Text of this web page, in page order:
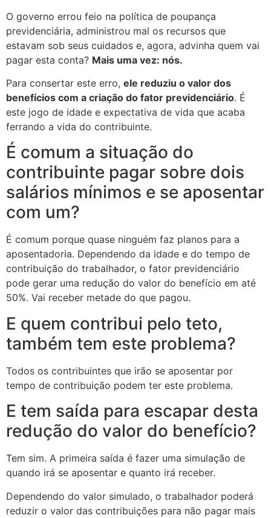
O governo errou feio na política de poupança
previdenciária, administrou mal os recursos que
estavam sob seus cuidados e, agora, advinha quem vai
pagar esta conta? Mais uma vez: nós.
Para consertar este erro, ele reduziu o valor dos
benefícios com a criação do fator previdenciário. É
este jogo de idade e expectativa de vida que acaba
ferrando a vida do contribuinte.
É comum a situação do
contribuinte pagar sobre dois
salários mínimos e se aposentar
com um?
É comum porque quase ninguém faz planos para a
aposentadoria. Dependendo da idade e do tempo de
contribuição do trabalhador, o fator previdenciário
pode gerar uma redução do valor do benefício em até
50%. Vai receber metade do que pagou.
E quem contribui pelo teto,
também tem este problema?
Todos os contribuintes que irão se aposentar por
tempo de contribuição podem ter este problema.
E tem saída para escapar desta
redução do valor do benefício?
Tem sim. A primeira saída é fazer uma simulação de
quando irá se aposentar e quanto irá receber.
Dependendo do valor simulado, o trabalhador poderá
reduzir o valor das contribuições para não pagar mais